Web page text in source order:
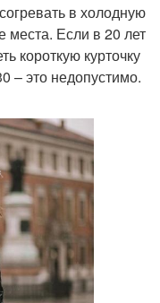
в холодную
места. Если в 20 лет
короткую курточку
– это недопустимо.